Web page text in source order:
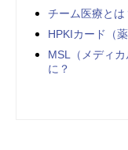
チーム医療とは
HPKIカード（
MSL（メディ
に？